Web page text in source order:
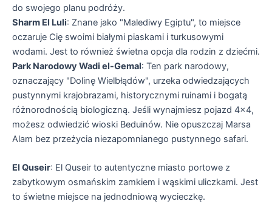
do swojego planu podróży.
Sharm El Luli: Znane jako "Malediwy Egiptu", to miejsce
oczaruje Cię swoimi białymi piaskami i turkusowymi
wodami. Jest to również świetna opcja dla rodzin z dziećmi.
Park Narodowy Wadi el-Gemal: Ten park narodowy,
oznaczający "Dolinę Wielbłądów", urzeka odwiedzających
pustynnymi krajobrazami, historycznymi ruinami i bogatą
różnorodnością biologiczną. Jeśli wynajmiesz pojazd 4×4,
możesz odwiedzić wioski Beduinów. Nie opuszczaj Marsa
Alam bez przeżycia niezapomnianego pustynnego safari.
El Quseir: El Quseir to autentyczne miasto portowe z
zabytkowym osmańskim zamkiem i wąskimi uliczkami. Jest
to świetne miejsce na jednodniową wycieczkę.